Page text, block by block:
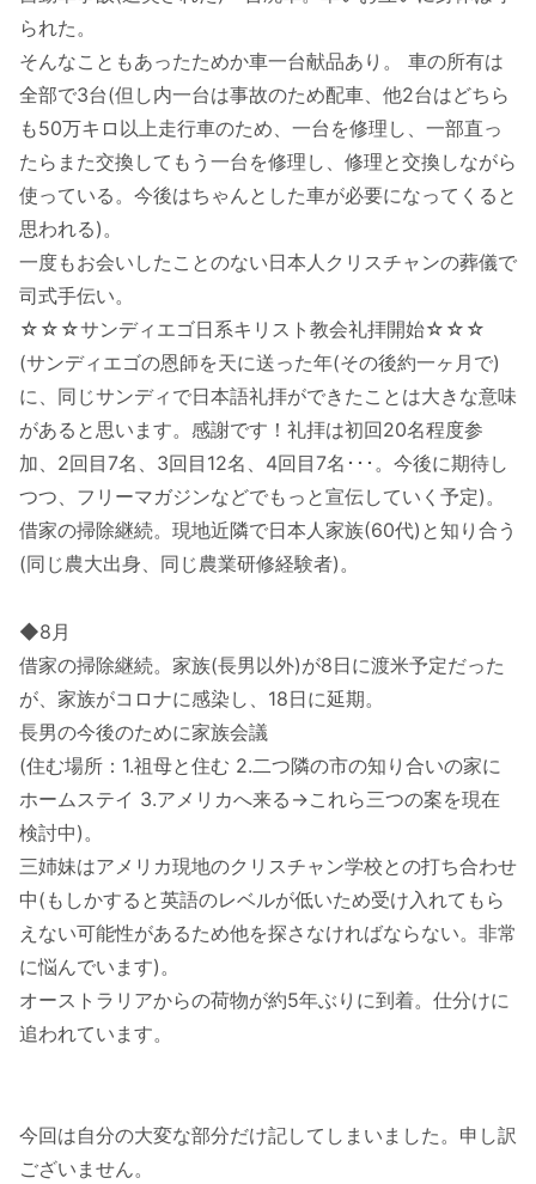
られた。
そんなこともあったためか車一台献品あり。 車の所有は
全部で3台(但し内一台は事故のため配車、他2台はどちら
も50万キロ以上走行車のため、一台を修理し、一部直っ
たらまた交換してもう一台を修理し、修理と交換しながら
使っている。今後はちゃんとした車が必要になってくると
思われる)。
一度もお会いしたことのない日本人クリスチャンの葬儀で
司式手伝い。
☆☆☆サンディエゴ日系キリスト教会礼拝開始☆☆☆
(サンディエゴの恩師を天に送った年(その後約一ヶ月で)
に、同じサンディで日本語礼拝ができたことは大きな意味
があると思います。感謝です！礼拝は初回20名程度参
加、2回目7名、3回目12名、4回目7名･･･。今後に期待し
つつ、フリーマガジンなどでもっと宣伝していく予定)。
借家の掃除継続。現地近隣で日本人家族(60代)と知り合う
(同じ農大出身、同じ農業研修経験者)。
◆8月
借家の掃除継続。家族(長男以外)が8日に渡米予定だった
が、家族がコロナに感染し、18日に延期。
長男の今後のために家族会議
(住む場所：1.祖母と住む 2.二つ隣の市の知り合いの家に
ホームステイ 3.アメリカへ来る→これら三つの案を現在
検討中)。
三姉妹はアメリカ現地のクリスチャン学校との打ち合わせ
中(もしかすると英語のレベルが低いため受け入れてもら
えない可能性があるため他を探さなければならない。非常
に悩んでいます)。
オーストラリアからの荷物が約5年ぶりに到着。仕分けに
追われています。
今回は自分の大変な部分だけ記してしまいました。申し訳
ございません。